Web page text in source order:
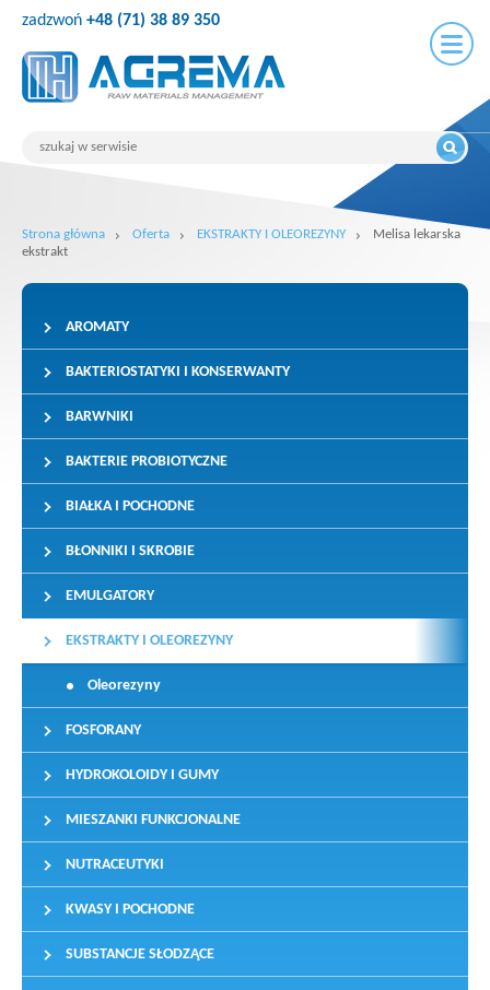
zadzwoń +48 (71) 38 89 350
Strona główna Oferta EKSTRAKTY I OLEOREZYNY
Melisa lekarska
ekstrakt
AROMATY
BAKTERIOSTATYKI I KONSERWANTY
BARWNIKI
BAKTERIE PROBIOTYCZNE
BIAŁKA I POCHODNE
BŁONNIKI I SKROBIE
EMULGATORY
EKSTRAKTY I OLEOREZYNY
Oleorezyny
FOSFORANY
HYDROKOLOIDY I GUMY
MIESZANKI FUNKCJONALNE
NUTRACEUTYKI
KWASY I POCHODNE
SUBSTANCJE SŁODZĄCE